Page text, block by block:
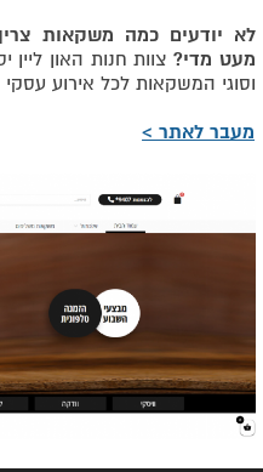
לא יודעים כמה משקאות
מעט מדי? צוות חנות האון
וסוגי המשקאות לכל אירוע
מעבר לאתר >